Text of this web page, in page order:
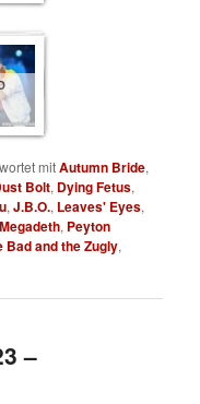
mitAutumn Bride,
Bolt, Dying Fetus,
,J.B.O., Leaves' Eyes,
Megadeth, Peyton
Bad and the Zugly,
–